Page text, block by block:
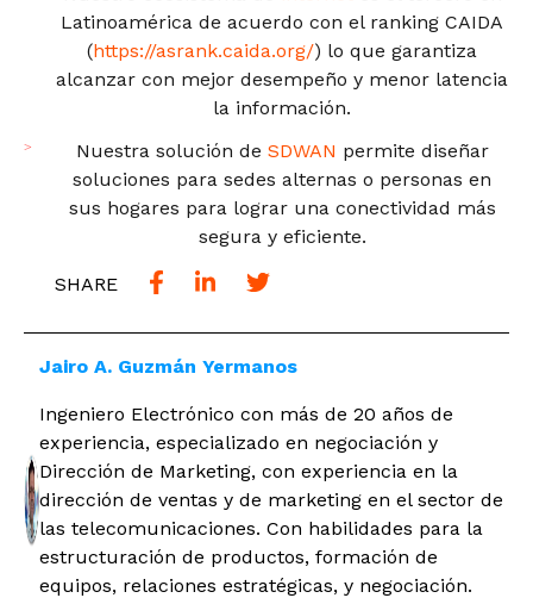
Latinoamérica de acuerdo con el ranking CAIDA
(https://asrank.caida.org/) lo que garantiza
alcanzar con mejor desempeño y menor latencia
la información.
Nuestra solución de SDWAN permite diseñar
soluciones para sedes alternas o personas en
sus hogares para lograr una conectividad más
segura y eficiente.
SHARE
Jairo A. Guzmán Yermanos
Ingeniero Electrónico con más de 20 años de
experiencia, especializado en negociación y
Dirección de Marketing, con experiencia en la
dirección de ventas y de marketing en el sector de
las telecomunicaciones. Con habilidades para la
estructuración de productos, formación de
equipos, relaciones estratégicas, y negociación.